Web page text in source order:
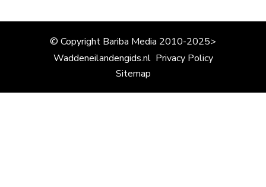
© Copyright Bariba Media 2010-2025>
Waddeneilandengids.nl Privacy Policy
Sitemap